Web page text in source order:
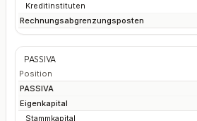
Kreditinstituten
Rechnungsabgrenzungsposten
PASSIVA
Position
PASSIVA
Eigenkapital
Stammkapital